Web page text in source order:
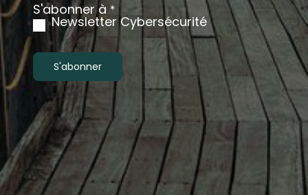
S'abonner à *
Newsletter Cybersécurité
S'abonner